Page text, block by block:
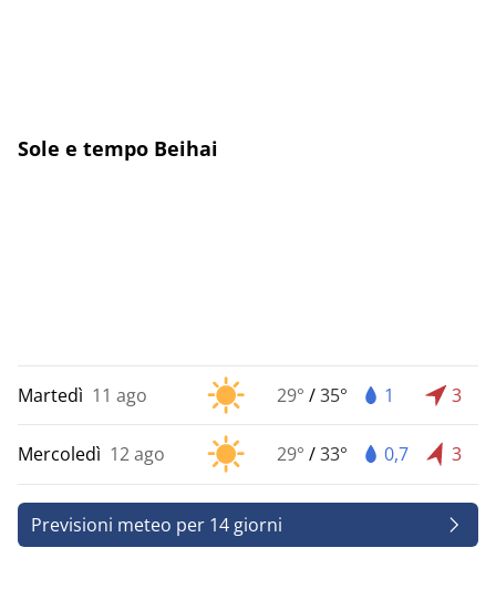
Sole e tempo Beihai
Martedì 11 ago 29° /35° 1 3
Mercoledì 12 ago 29° /33° 0,7 3
Previsioni meteo per 14 giorni